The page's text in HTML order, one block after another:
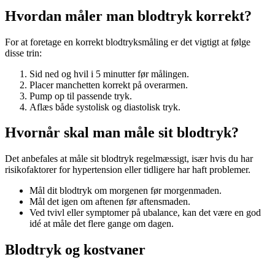
Hvordan måler man blodtryk korrekt?
For at foretage en korrekt blodtryksmåling er det vigtigt at følge
disse trin:
Sid ned og hvil i 5 minutter før målingen.
Placer manchetten korrekt på overarmen.
Pump op til passende tryk.
Aflæs både systolisk og diastolisk tryk.
Hvornår skal man måle sit blodtryk?
Det anbefales at måle sit blodtryk regelmæssigt, især hvis du har
risikofaktorer for hypertension eller tidligere har haft problemer.
Mål dit blodtryk om morgenen før morgenmaden.
Mål det igen om aftenen før aftensmaden.
Ved tvivl eller symptomer på ubalance, kan det være en god
idé at måle det flere gange om dagen.
Blodtryk og kostvaner